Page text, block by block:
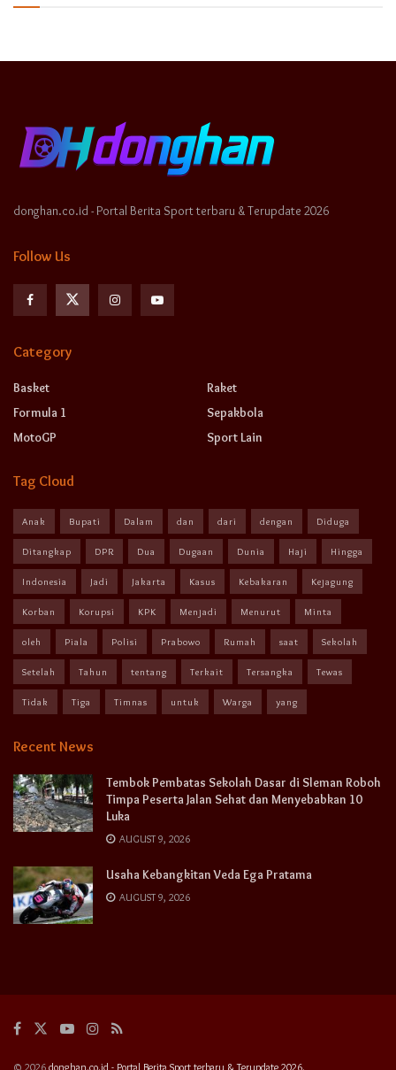
donghan.co.id - Portal Berita Sport terbaru & Terupdate 2026
Follow Us
Category
Basket
Formula 1
MotoGP
Raket
Sepakbola
Sport Lain
Tag Cloud
Anak Bupati Dalam dan dari dengan Diduga
Ditangkap DPR Dua Dugaan Dunia Haji Hingga
Indonesia Jadi Jakarta Kasus Kebakaran Kejagung
Korban Korupsi KPK Menjadi Menurut Minta
oleh Piala Polisi Prabowo Rumah saat Sekolah
Setelah Tahun tentang Terkait Tersangka Tewas
Tidak Tiga Timnas untuk Warga yang
Recent News
Tembok Pembatas Sekolah Dasar di Sleman Roboh
Timpa Peserta Jalan Sehat dan Menyebabkan 10
Luka
AUGUST 9, 2026
Usaha Kebangkitan Veda Ega Pratama
AUGUST 9, 2026
© 2026 donghan.co.id - Portal Berita Sport terbaru & Terupdate 2026.